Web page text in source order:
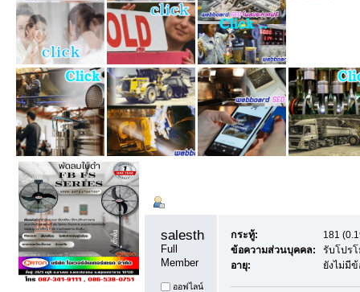
salesthai55
Full
Member
ออฟไลน์
กระทู้:
181
ข้อความส่วนบุคคล:
รับโปร
อายุ:
ยังไม่มี